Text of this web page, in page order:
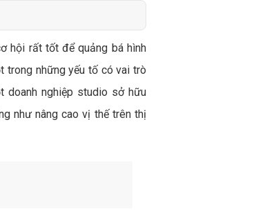
hội rất tốt để quảng bá hình
trong những yếu tố có vai trò
doanh nghiệp studio sở hữu
như nâng cao vị thế trên thị